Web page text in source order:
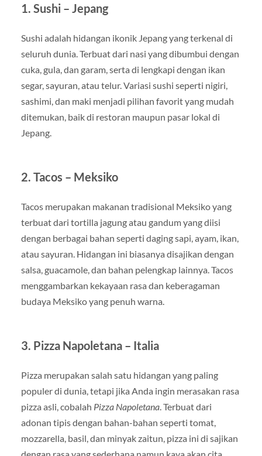
1. Sushi – Jepang
Sushi adalah hidangan ikonik Jepang yang terkenal di
seluruh dunia. Terbuat dari nasi yang dibumbui dengan
cuka, gula, dan garam, serta di lengkapi dengan ikan
segar, sayuran, atau telur. Variasi sushi seperti nigiri,
sashimi, dan maki menjadi pilihan favorit yang mudah
ditemukan, baik di restoran maupun pasar lokal di
Jepang.
2. Tacos – Meksiko
Tacos merupakan makanan tradisional Meksiko yang
terbuat dari tortilla jagung atau gandum yang diisi
dengan berbagai bahan seperti daging sapi, ayam, ikan,
atau sayuran. Hidangan ini biasanya disajikan dengan
salsa, guacamole, dan bahan pelengkap lainnya. Tacos
menggambarkan kekayaan rasa dan keberagaman
budaya Meksiko yang penuh warna.
3. Pizza Napoletana – Italia
Pizza merupakan salah satu hidangan yang paling
populer di dunia, tetapi jika Anda ingin merasakan rasa
pizza asli, cobalah Pizza Napoletana. Terbuat dari
adonan tipis dengan bahan-bahan seperti tomat,
mozzarella, basil, dan minyak zaitun, pizza ini di sajikan
dengan rasa yang sederhana namun kaya akan cita